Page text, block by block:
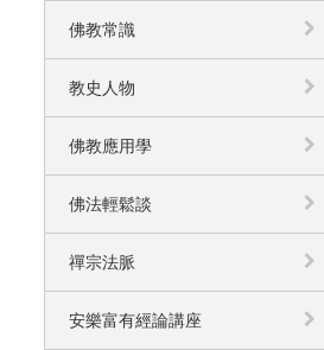
佛教常識
教史人物
佛教應用學
佛法輕鬆談
禪宗法脈
安樂富有經論講座